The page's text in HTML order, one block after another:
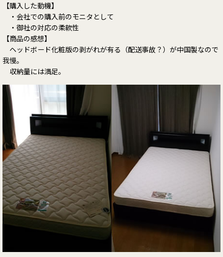
【購入した動機】
・会社での購入前のモニタとして
・御社の対応の柔軟性
【商品の感想】
ヘッドボード化粧版の剥がれが有る（配送事故？）が中国製なので
我慢。
収納量には満足。